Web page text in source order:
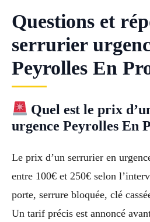
Questions et
serrurier
Peyrolles En
Quel est le prix
urgence Peyrolles En
Le prix d’un serrurier en
entre 100€ et 250€ selon
porte, serrure bloquée, clé
Un tarif précis est annoncé